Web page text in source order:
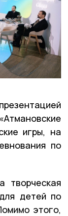
игры, на
по
творческая
детей по
этого,